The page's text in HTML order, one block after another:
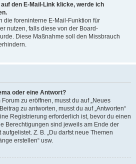
den E-Mail-Link klicke, werde ich
die foreninterne E-Mail-Funktion für
nutzen, falls diese von der Board-
Diese Maßnahme soll den Missbrauch
oder eine Antwort?
zu eröffnen, musst du auf „Neues
zu antworten, musst du auf „Antworten“
Registrierung erforderlich ist, bevor du einen
Berechtigungen sind jeweils am Ende der
Z. B. „Du darfst neue Themen
erstellen“ usw.